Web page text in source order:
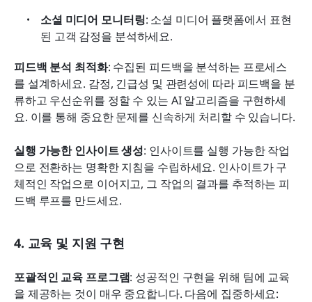
소셜 미디어 모니터링: 소셜 미디어 플랫폼에서 표현
된 고객 감정을 분석하세요.
피드백 분석 최적화: 수집된 피드백을 분석하는 프로세스
를 설계하세요. 감정, 긴급성 및 관련성에 따라 피드백을 분
류하고 우선순위를 정할 수 있는 AI 알고리즘을 구현하세
요. 이를 통해 중요한 문제를 신속하게 처리할 수 있습니다.
실행 가능한 인사이트 생성: 인사이트를 실행 가능한 작업
으로 전환하는 명확한 지침을 수립하세요. 인사이트가 구
체적인 작업으로 이어지고, 그 작업의 결과를 추적하는 피
드백 루프를 만드세요.
4. 교육 및 지원 구현
포괄적인 교육 프로그램: 성공적인 구현을 위해 팀에 교육
을 제공하는 것이 매우 중요합니다. 다음에 집중하세요: